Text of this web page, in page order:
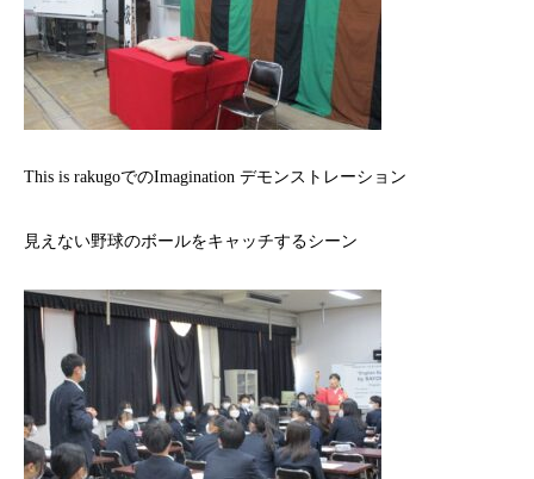
This is rakugoでのImagination デモンストレーション
見えない野球のボールをキャッチするシーン